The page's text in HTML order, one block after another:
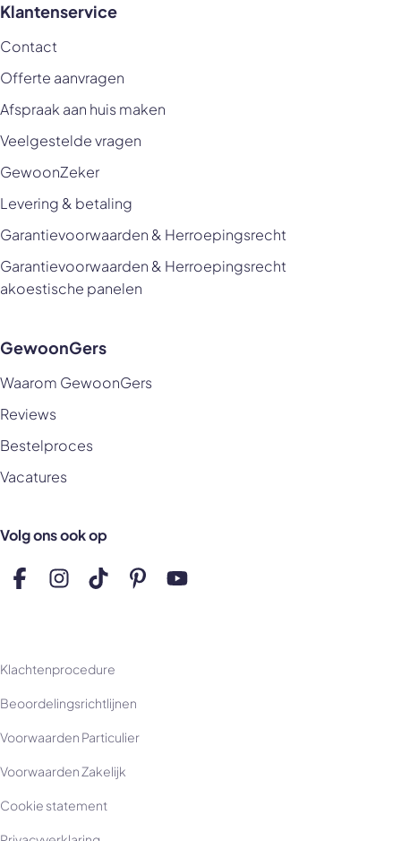
Klantenservice
Contact
Offerte aanvragen
Afspraak aan huis maken
Veelgestelde vragen
GewoonZeker
Levering & betaling
Garantievoorwaarden & Herroepingsrecht
Garantievoorwaarden & Herroepingsrecht
akoestische panelen
GewoonGers
Waarom GewoonGers
Reviews
Bestelproces
Vacatures
Volg ons ook op
Volg ons op Facebook
Volg ons op Instagram
Volg ons op TikTok
Volg ons op Pinterest
Volg ons op YouTube
Klachtenprocedure
Beoordelingsrichtlijnen
Voorwaarden Particulier
Voorwaarden Zakelijk
Cookie statement